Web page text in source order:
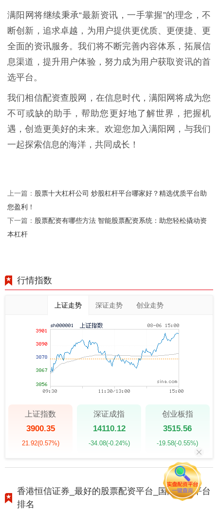
满阳网将继续秉承“最新资讯，一手掌握”的理念，不
断创新，追求卓越，为用户提供更优质、更便捷、更
全面的资讯服务。我们将不断完善内容体系，拓展信
息渠道，提升用户体验，努力成为用户获取资讯的首
选平台。
我们相信配资查股网，在信息时代，满阳网将成为您
不可或缺的助手，帮助您更好地了解世界，把握机
遇，创造更美好的未来。欢迎您加入满阳网，与我们
一起探索信息的海洋，共同成长！
上一篇： 股票十大杠杆公司 炒股杠杆平台哪家好？精选优质平台助
您盈利！
下一篇： 股票配资有哪些方法 智能股票配资系统：助您轻松撬动资
本杠杆
行情指数
上证走势 深证走势 创业走势
上证指数
3900.35
21.92(0.57%)
深证成指
14110.12
-34.08(-0.24%)
创业板指
3515.56
-19.58(-0.55%)
香港恒信证券_最好的股票配资平台_国内配资平台
排名